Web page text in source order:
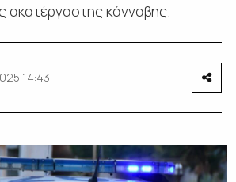
ακατέργαστης κάνναβης.
14:43